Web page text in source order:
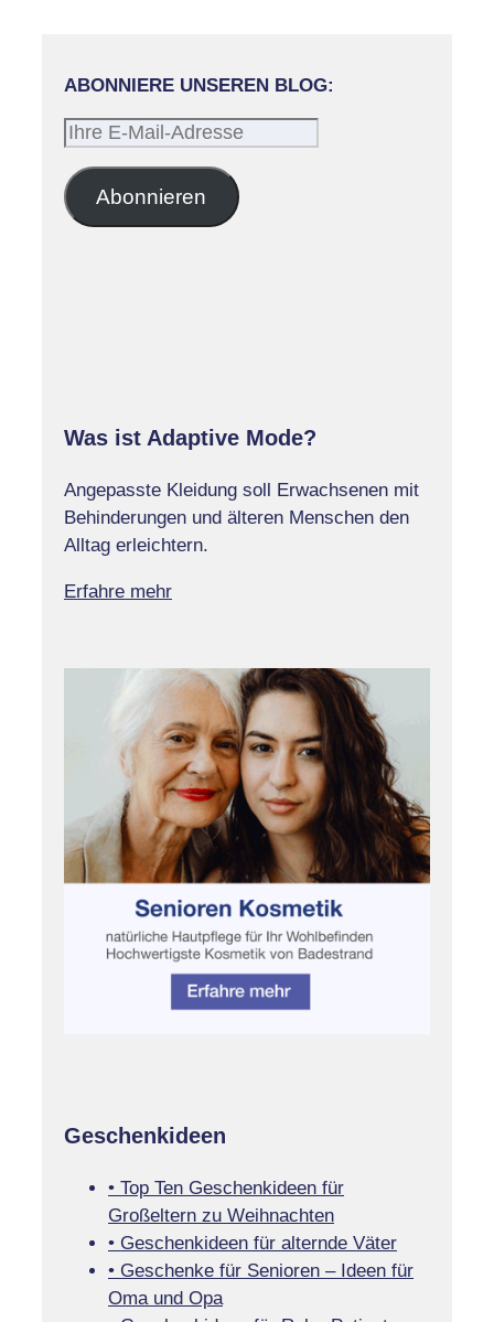
ABONNIERE UNSEREN BLOG:
Ihre
Mail-
Adresse
Abonnieren
Was ist Adaptive Mode?
Angepasste Kleidung soll Erwachsenen mit
Behinderungen und älteren Menschen den
Alltag erleichtern.
Erfahre mehr
Geschenkideen
• Top Ten Geschenkideen für
Großeltern zu Weihnachten
• Geschenkideen für alternde Väter
• Geschenke für Senioren – Ideen für
Oma und Opa